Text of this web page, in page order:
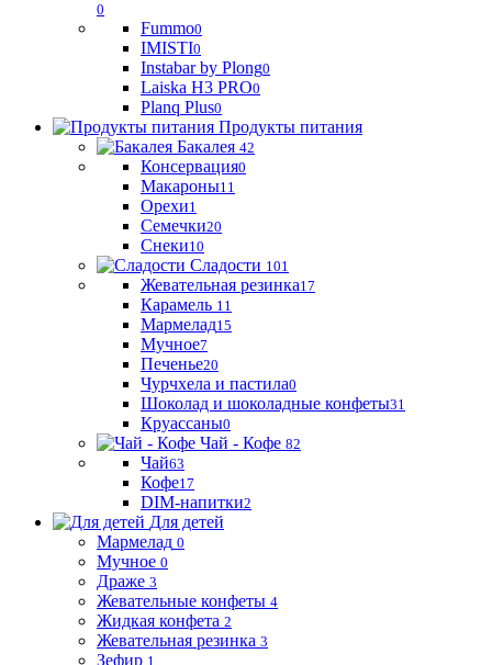
0
Fummo0
IMISTI0
Instabar by Plong0
Laiska H3 PRO0
Planq Plus0
Продукты питания
Бакалея 42
Консервация0
Макароны11
Орехи1
Семечки20
Снеки10
Сладости 101
Жевательная резинка17
Карамель 11
Мармелад15
Мучное7
Печенье20
Чурчхела и пастила0
Шоколад и шоколадные конфеты31
Круассаны0
Чай - Кофе 82
Чай63
Кофе17
DIM-напитки2
Для детей
Мармелад 0
Мучное 0
Драже 3
Жевательные конфеты 4
Жидкая конфета 2
Жевательная резинка 3
Зефир 1